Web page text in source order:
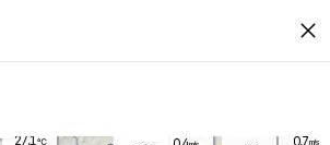
close
0.7m/s
27.1℃